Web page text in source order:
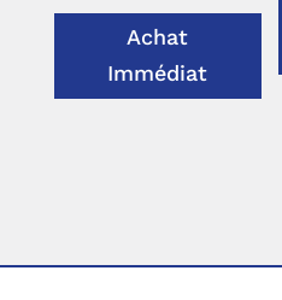
Achat
Immédiat